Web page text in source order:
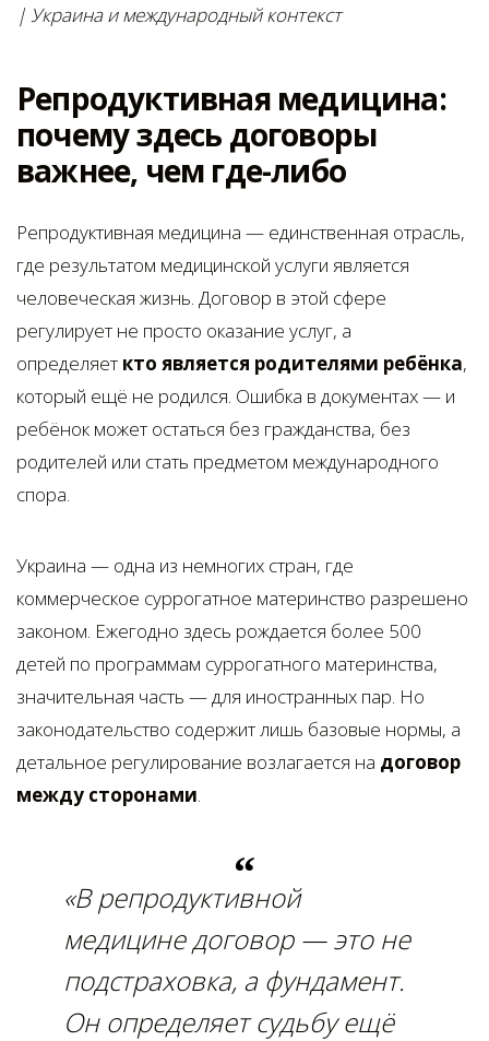
| Украина и международный контекст
Репродуктивная медицина:
почему здесь договоры
важнее, чем где-либо
Репродуктивная медицина — единственная отрасль,
где результатом медицинской услуги является
человеческая жизнь. Договор в этой сфере
регулирует не просто оказание услуг, а
определяет кто является родителями ребёнка,
который ещё не родился. Ошибка в документах — и
ребёнок может остаться без гражданства, без
родителей или стать предметом международного
спора.
Украина — одна из немногих стран, где
коммерческое суррогатное материнство разрешено
законом. Ежегодно здесь рождается более 500
детей по программам суррогатного материнства,
значительная часть — для иностранных пар. Но
законодательство содержит лишь базовые нормы, а
детальное регулирование возлагается на договор
между сторонами.
«В репродуктивной
медицине договор — это не
подстраховка, а фундамент.
Он определяет судьбу ещё